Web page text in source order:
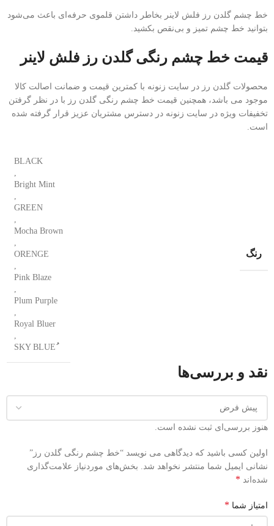
خط چشم گلدن رز فلش لاینر بخاطر داشتن قلموی حرفه‌ای باعث می‌شود
بتوانید خط چشم تمیز و بی‌نقص بکشید.
قیمت خط چشم رنگی گلدن رز فلش لاینر
محصولات گلدن رز در سایت زنونه با کمترین قیمت و ضمانت اصالت کالا
موجود می باشد، همچنین قیمت خط چشم رنگی گلدن رز با در نظر گرفتن
تخفیفات ویژه در سایت زنونه در دسترس مشتریان عزیز قرار گرفته شده
است.
رنگ
BLACK
,
Bright Mint
,
GREEN
,
Mocha Brown
,
ORENGE
,
Pink Blaze
,
Plum Purple
,
Royal Bluer
,
نقد و بررسی‌ها
هنوز بررسی‌ای ثبت نشده است.
اولین کسی باشید که دیدگاهی می نویسد “خط چشم رنگی گلدن رز”
نشانی ایمیل شما منتشر نخواهد شد. بخش‌های موردنیاز علامت‌گذاری
شده‌اند *
امتیاز شما *